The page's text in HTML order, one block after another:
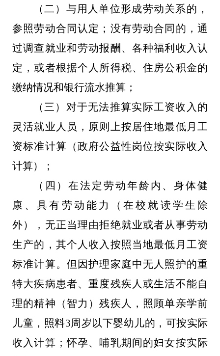
（二）与用人单位形成劳动关系的，
参照劳动合同认定；没有劳动合同的，通
过调查就业和劳动报酬、各种福利收入认
定，或者根据个人所得税、住房公积金的
缴纳情况和银行流水推算；
（三 ） 对于无法推算实际工资收入的
灵活就业人员，原则上按居住地最低月工
资标准计算（政府公益性岗位按实际收入
计算）；
（ 四 ）在法定劳动年龄内、身体健
康、具有劳动能力（在校就读学生除
外）， 无正当理由拒绝就业或者从事劳动
生产的 ，其个人收入按照当地最低月工资
标准计算。但因护理家庭中无人照护的重
特大疾病患者、重度残疾人或生活不能自
理的精神（智力）残疾人，照顾单亲学前
儿童，照料3周岁以下婴幼儿的，可按实际
收入计算；怀孕、哺乳期间的妇女按实际